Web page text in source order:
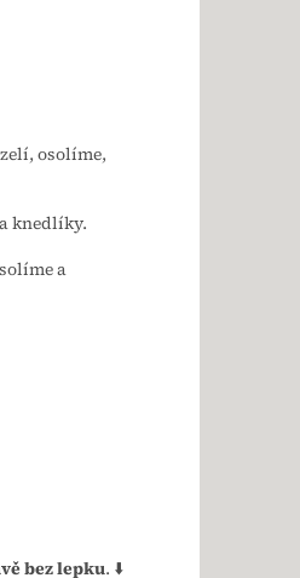
osolíme,
knedlíky.
a
bez lepku. ⬇️